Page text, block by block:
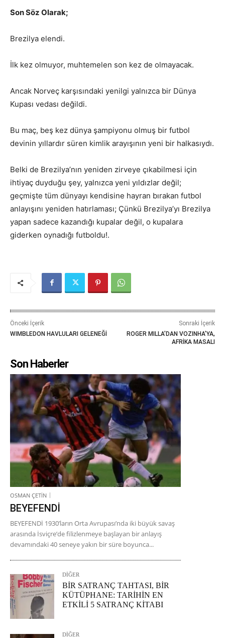
Son Söz Olarak;
Brezilya elendi.
İlk kez olmuyor, muhtemelen son kez de olmayacak.
Ancak Norveç karşısındaki yenilgi yalnızca bir Dünya
Kupası vedası değildi.
Bu maç, beş kez dünya şampiyonu olmuş bir futbol
devinin yıllardır süren kimlik arayışının yeni bir halkasıydı.
Belki de Brezilya’nın yeniden zirveye çıkabilmesi için
ihtiyaç duyduğu şey, yalnızca yeni yıldızlar değil;
geçmişte tüm dünyayı kendisine hayran bırakan futbol
anlayışını yeniden hatırlaması; Çünkü Brezilya’yı Brezilya
yapan sadece kazandığı kupalar değil, o kupalara
giderken oynadığı futboldu!.
Önceki İçerik
WIMBLEDON HAVLULARI GELENEĞİ
Sonraki İçerik
ROGER MILLA’DAN VOZINHA’YA,
AFRİKA MASALI
Son Haberler
OSMAN ÇETİN
BEYEFENDİ
BEYEFENDİ 1930’ların Orta Avrupası’nda iki büyük savaş
arasında İsviçre’de filizlenmeye başlayan bir anlayış
devamındaki 40 seneye yakın bir süre boyunca...
DİĞER
BİR SATRANÇ TAHTASI, BİR
KÜTÜPHANE: TARİHİN EN
ETKİLİ 5 SATRANÇ KİTABI
DİĞER